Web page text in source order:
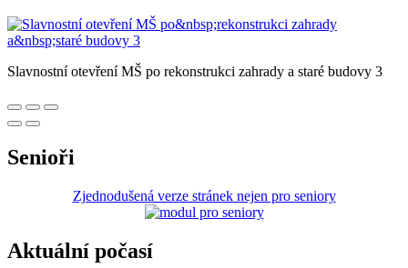
Slavnostní otevření MŠ po rekonstrukci zahrady a staré budovy 3
Senioři
Zjednodušená verze stránek nejen pro seniory
Aktuální počasí